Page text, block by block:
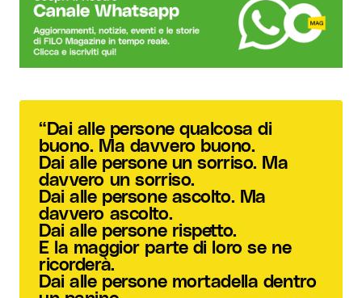
“Dai alle persone qualcosa di
buono. Ma davvero buono.
Dai alle persone un sorriso. Ma
davvero un sorriso.
Dai alle persone ascolto. Ma
davvero ascolto.
Dai alle persone rispetto.
E la maggior parte di loro se ne
ricorderà.
Dai alle persone mortadella dentro